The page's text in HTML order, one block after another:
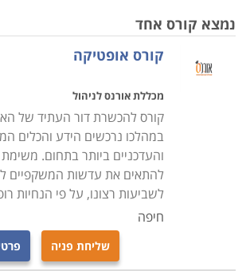
אלה הפכו לנגישים וזולים יותר לרכישה
הרואי. אם בעבר היה קושי ברכישת
על הצרכים של האדם קצר הרואי, הרי
הטכנולוגים העומדים לרשותו של בעל
לו לתת מענה הולם ולמעלה מזה לכל
בעיה, ובמחיר השווה לכל נפש, כזה
תכני הלימודים כוללים ידע נרחב
החזרי אור, מדידות שונות, מראות, סוגי
ואישונים, מערכת הראייה, תיקון
נמצא קורס אחד
קורס אופטיקה
מכללת אורנס לניהול
קורס להכשרת דור העתיד של
במהלכו נרכשים הידע והכלים
והעדכניים ביותר בתחום.
להתאים את עדשות המשקפיים
לשביעות רצונו, על פי הנחיות
חיפה
שליחת פניה